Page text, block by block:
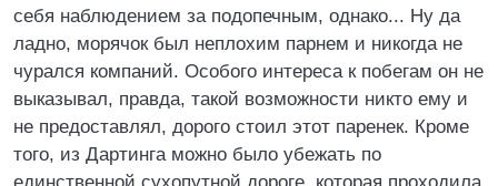
себя наблюдением за подопечным, однако... Ну да
ладно, морячок был неплохим парнем и никогда не
чурался компаний. Особого интереса к побегам он не
выказывал, правда, такой возможности никто ему и
не предоставлял, дорого стоил этот паренек. Кроме
того, из Дартинга можно было убежать по